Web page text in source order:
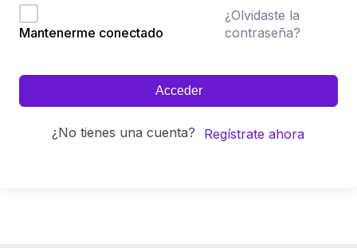
Mantenerme conectado
¿Olvidaste la
contraseña?
Acceder
¿No tienes una cuenta? Regístrate ahora